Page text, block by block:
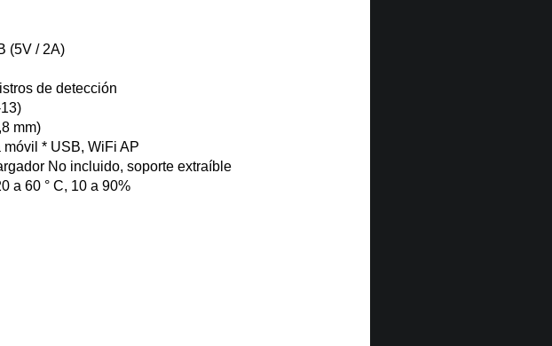
(5V / 2A)
de detección
mm)
* USB, WiFi AP
No incluido, soporte extraíble
a 60 ° C, 10 a 90%